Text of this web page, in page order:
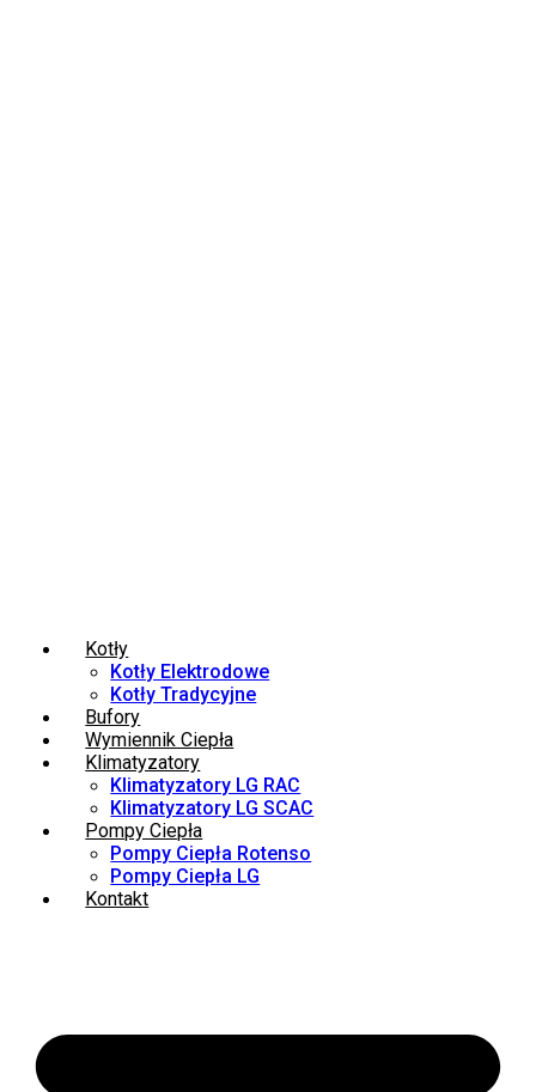
Kotły
Kotły Elektrodowe
Kotły Tradycyjne
Bufory
Wymiennik Ciepła
Klimatyzatory
Klimatyzatory LG RAC
Klimatyzatory LG SCAC
Pompy Ciepła
Pompy Ciepła Rotenso
Pompy Ciepła LG
Kontakt